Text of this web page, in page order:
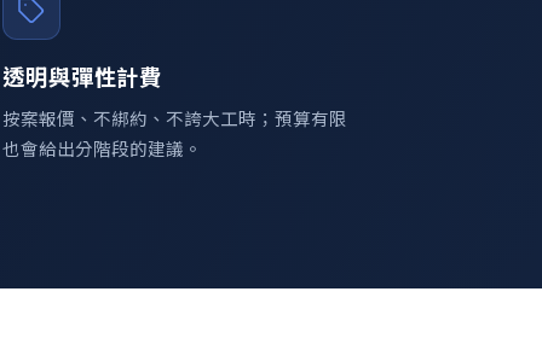
透明與彈性計費
按案報價、不綁約、不誇大工時；預算有限
也會給出分階段的建議。